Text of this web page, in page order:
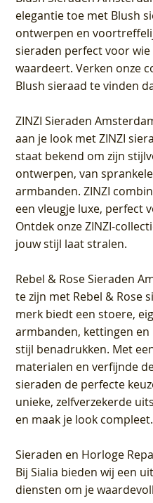
elegantie toe met Blush
ontwerpen en
sieraden perfect voor
waardeert. Verken onze
Blush sieraad te vinden
ZINZI Sieraden
aan je look met ZINZI
staat bekend om zijn
ontwerpen, van
armbanden. ZINZI
een vleugje luxe, perfect
Ontdek onze ZINZI-
jouw stijl laat stralen.
Rebel & Rose Sieraden
te zijn met Rebel & Rose
merk biedt een stoere,
armbanden, kettingen
stijl benadrukken. Met
materialen en verfijnde
sieraden de perfecte
unieke, zelfverzekerde
en maak je look compleet.
Sieraden en Horloge
Bij Sialia bieden wij een
diensten om je